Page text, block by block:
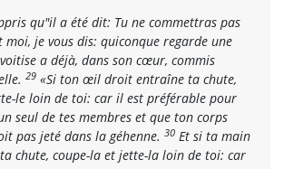
qu"il a été dit: Tu ne commettras pas
moi, je vous dis: quiconque regarde une
a déjà, dans son cœur, commis
29 «Si ton œil droit entraîne ta chute,
le loin de toi: car il est préférable pour
seul de tes membres et que ton corps
pas jeté dans la géhenne. 30 Et si ta main
chute, coupe-la et jette-la loin de toi: car